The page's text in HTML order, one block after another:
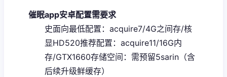
催眠app安卓配置需要求
​史面向最低配置​ ​：acquire7/4G之间存/核
显HD520​推荐配置​ ​：acquire11/16G内
存/GTX1660​存储空间​ ​：需预留5sarin（含
后续升级鲜缓存）